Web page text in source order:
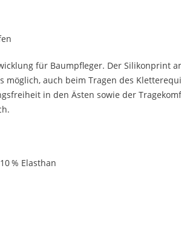
für Baumpfleger. Der Silikonprint
möglich, auch beim Tragen des
in den Ästen sowie der
% Elasthan